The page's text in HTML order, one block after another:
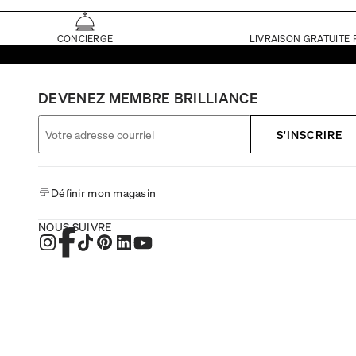
CONCIERGE LIVRAISON GRATUITE
DEVENEZ MEMBRE BRILLIANCE
S'INSCRIRE
Définir mon magasin
NOUS SUIVRE